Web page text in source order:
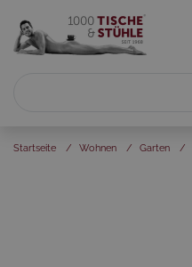
Startseite / Wohnen / Garten /